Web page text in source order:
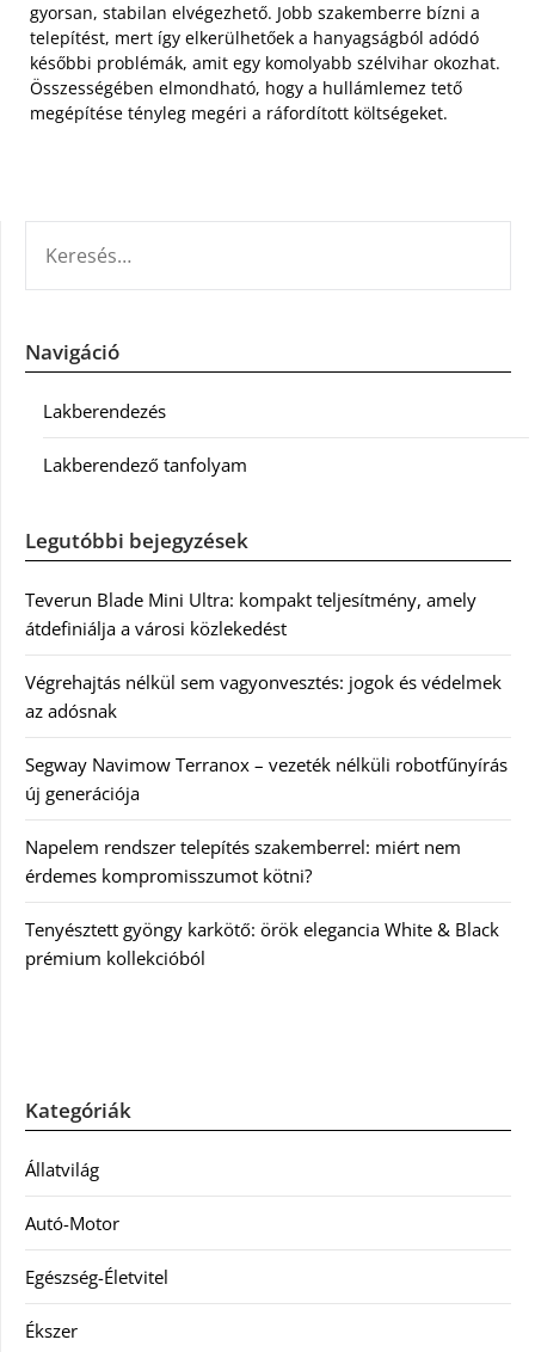
gyorsan, stabilan elvégezhető. Jobb szakemberre bízni a
telepítést, mert így elkerülhetőek a hanyagságból adódó
későbbi problémák, amit egy komolyabb szélvihar okozhat.
Összességében elmondható, hogy a hullámlemez tető
megépítése tényleg megéri a ráfordított költségeket.
Navigáció
Lakberendezés
Lakberendező tanfolyam
Legutóbbi bejegyzések
Teverun Blade Mini Ultra: kompakt teljesítmény, amely
átdefiniálja a városi közlekedést
Végrehajtás nélkül sem vagyonvesztés: jogok és védelmek
az adósnak
Segway Navimow Terranox – vezeték nélküli robotfűnyírás
új generációja
Napelem rendszer telepítés szakemberrel: miért nem
érdemes kompromisszumot kötni?
Tenyésztett gyöngy karkötő: örök elegancia White & Black
prémium kollekcióból
Kategóriák
Állatvilág
Autó-Motor
Egészség-Életvitel
Ékszer